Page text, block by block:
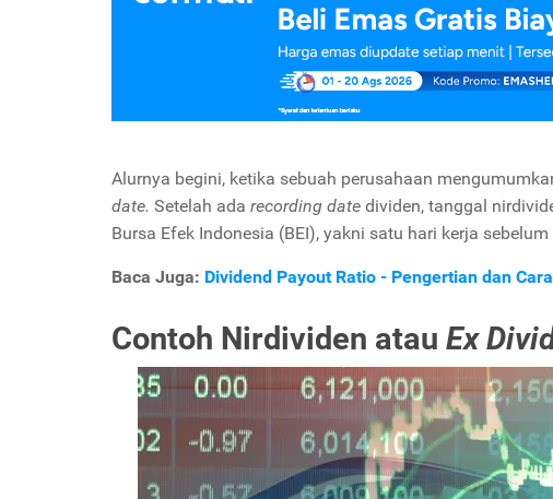
Alurnya begini, ketika sebuah perusahaan
date. Setelah ada recording date dividen, tanggal
Bursa Efek Indonesia (BEI), yakni satu hari kerja
Baca Juga: Dividend Payout Ratio - Pengertian dan
Contoh Nirdividen atau Ex